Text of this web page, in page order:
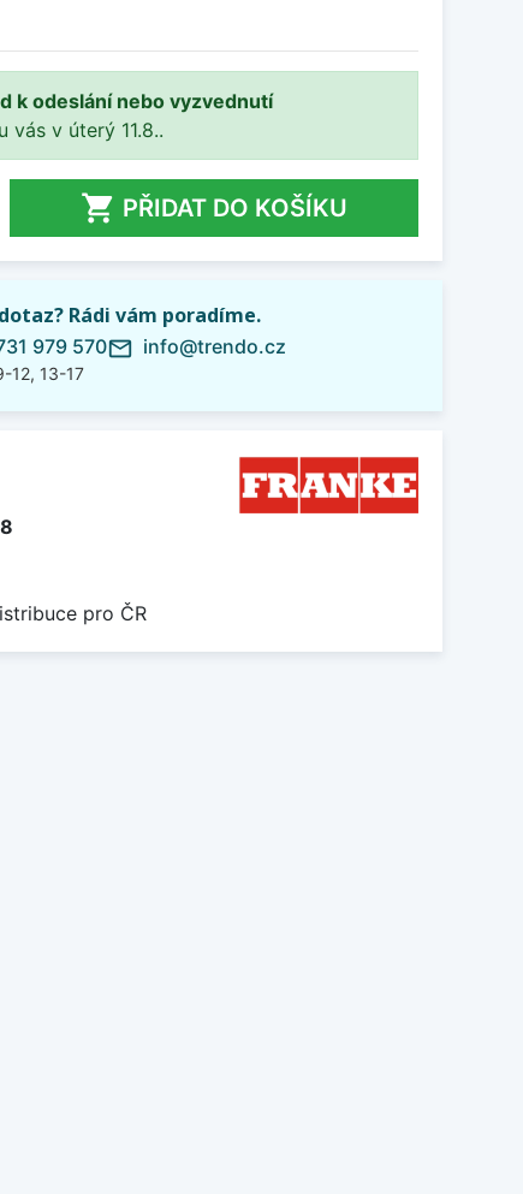
k odeslání nebo vyzvednutí
vás v úterý 11.8..
 PŘIDAT DO KOŠÍKU
Rádi vám poradíme.
979 570
12, 13-17
mail_outline info@trendo.cz
pro ČR